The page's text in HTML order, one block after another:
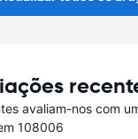
avaliam-nos com
108006